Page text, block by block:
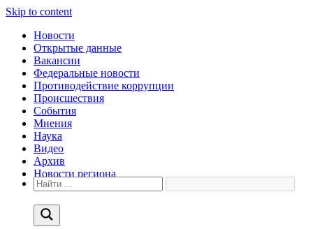
Skip to content
Новости
Открытые данные
Вакансии
Федеральные новости
Противодействие коррупции
Происшествия
События
Мнения
Наука
Видео
Архив
Новости региона